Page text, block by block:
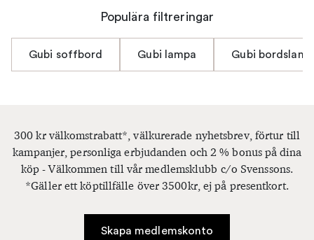
Populära filtreringar
Gubi soffbord Gubi lampa Gubi
300 kr välkomstrabatt*, välkurerade nyhetsbrev, förtur till
kampanjer, personliga erbjudanden och 2 % bonus på dina
köp - Välkommen till vår medlemsklubb c/o Svenssons.
*Gäller ett köptillfälle över 3500kr, ej på presentkort.
Skapa medlemskonto